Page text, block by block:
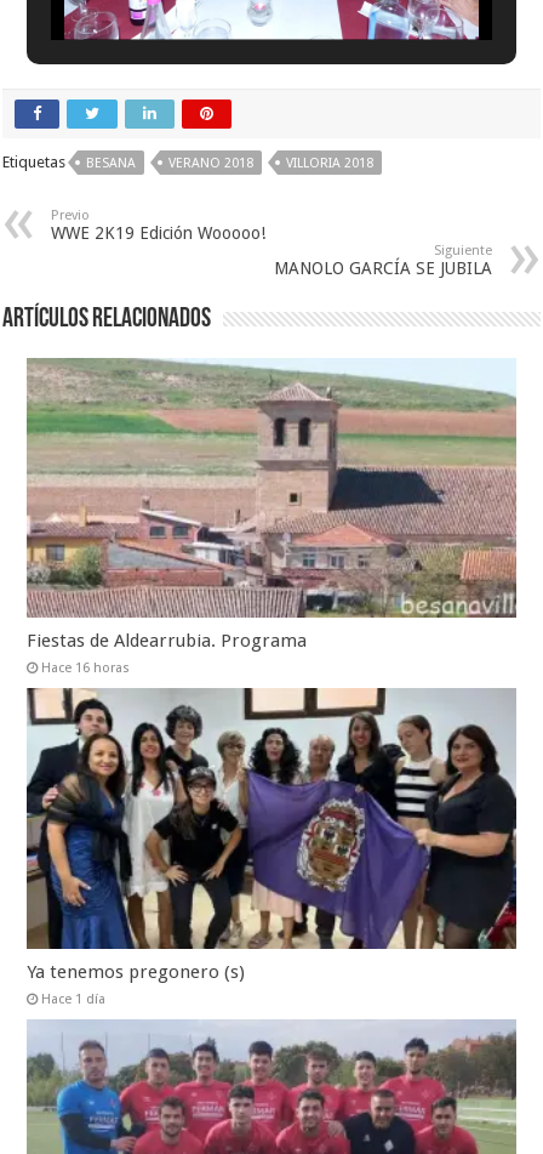
Etiquetas BESANA VERANO 2018 VILLORIA 2018
Previo
WWE 2K19 Edición Wooooo!
Siguiente
MANOLO GARCÍA SE JUBILA
Artículos relacionados
Fiestas de Aldearrubia. Programa
Hace 16 horas
Ya tenemos pregonero (s)
Hace 1 día